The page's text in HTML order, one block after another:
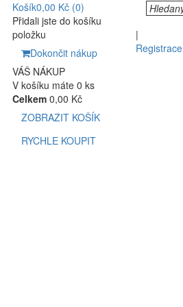
Košík0,00 Kč (0)
Přidali jste do košíku
položku
Dokončit nákup
VÁŠ NÁKUP
V košíku máte 0 ks
Celkem 0,00 Kč
ZOBRAZIT KOŠÍK
RYCHLE KOUPIT
|
Registrace